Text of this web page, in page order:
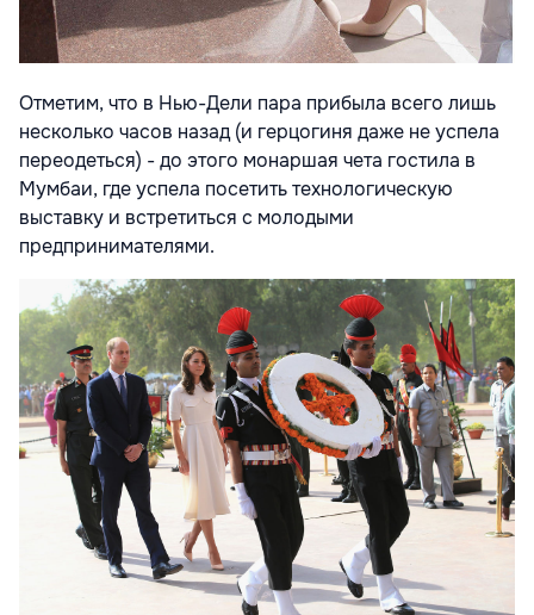
Отметим, что в Нью-Дели пара прибыла всего лишь
несколько часов назад (и герцогиня даже не успела
переодеться) - до этого монаршая чета гостила в
Мумбаи, где успела посетить технологическую
выставку и встретиться с молодыми
предпринимателями.